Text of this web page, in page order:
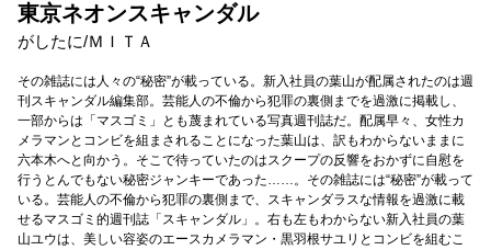
東京ネオンスキャンダル
がしたに/ＭＩＴＡ
その雑誌には人々の“秘密”が載っている。新入社員の葉山が配属されたのは週
刊スキャンダル編集部。芸能人の不倫から犯罪の裏側までを過激に掲載し、
一部からは「マスゴミ」とも蔑まれている写真週刊誌だ。配属早々、女性カ
メラマンとコンビを組まされることになった葉山は、訳もわからないままに
六本木へと向かう。そこで待っていたのはスクープの反響をおかずに自慰を
行うとんでもない秘密ジャンキーであった……。その雑誌には“秘密”が載って
いる。芸能人の不倫から犯罪の裏側まで、スキャンダラスな情報を過激に載
せるマスゴミ的週刊誌「スキャンダル」。右も左もわからない新入社員の葉
山ユウは、美しい容姿のエースカメラマン・黒羽根サユリとコンビを組むこ